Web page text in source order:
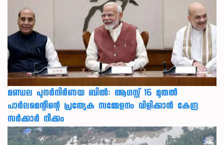
മണ്ഡല പുനർനിർണയ ബിൽ: ആഗസ്റ്റ് 16 മുതൽ
പാർലമെന്റിന്റെ പ്രത്യേക സമ്മേളനം വിളിക്കാൻ കേന്ദ്ര
സർക്കാർ നീക്കം